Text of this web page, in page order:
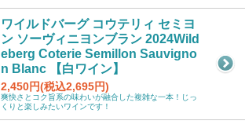
ワイルドバーグ コウテリィ セミヨ
ン ソーヴィニヨンブラン 2024Wild
eberg Coterie Semillon Sauvigno
n Blanc 【白ワイン】
2,450円(税込2,695円)
爽快さとコク旨系の味わいが融合した複雑な一本！じっ
くりと楽しみたいワインです！